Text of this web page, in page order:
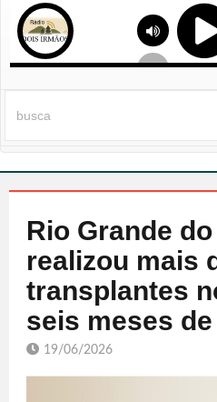
Rio Grande
realizou mais
transplantes
seis meses de
19/06/2026